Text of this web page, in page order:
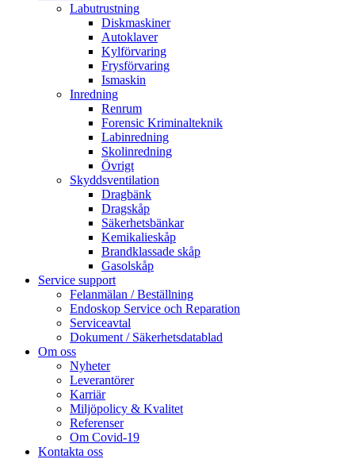
Labutrustning
Diskmaskiner
Autoklaver
Kylförvaring
Frysförvaring
Ismaskin
Inredning
Renrum
Forensic Kriminalteknik
Labinredning
Skolinredning
Övrigt
Skyddsventilation
Dragbänk
Dragskåp
Säkerhetsbänkar
Kemikalieskåp
Brandklassade skåp
Gasolskåp
Service support
Felanmälan / Beställning
Endoskop Service och Reparation
Serviceavtal
Dokument / Säkerhetsdatablad
Om oss
Nyheter
Leverantörer
Karriär
Miljöpolicy & Kvalitet
Referenser
Om Covid-19
Kontakta oss